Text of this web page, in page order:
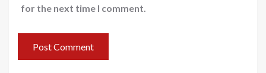
for the next time I comment.